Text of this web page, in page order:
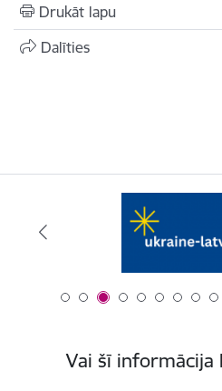
Drukāt lapu
Dalīties
Vai šī informācija